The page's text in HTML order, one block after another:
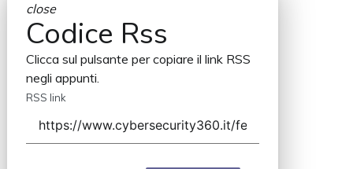
close
Codice Rss
Clicca sul pulsante per copiare il link RSS
negli appunti.
RSS link